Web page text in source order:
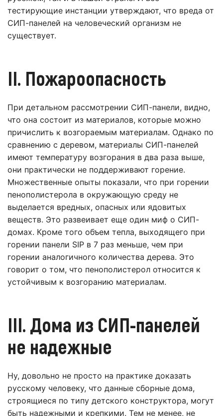
тестирующие инстанции утверждают, что вреда от
СИП-панелей на человеческий организм не
существует.
II. Пожароопасность
При детальном рассмотрении СИП-панели, видно,
что она состоит из материалов, которые можно
причислить к возгораемым материалам. Однако по
сравнению с деревом, материалы СИП-панелей
имеют температуру возгорания в два раза выше,
они практически не поддерживают горение.
Множественные опыты показали, что при горении
пенополистерола в окружающую среду не
выделается вредных, опасных или ядовитых
веществ. Это развеивает еще один миф о СИП-
домах. Кроме того объем тепла, выходящего при
горении панели SIP в 7 раз меньше, чем при
горении аналогичного количества дерева. Это
говорит о том, что пенополистерол относится к
устойчивым к возгоранию материалам.
III. Дома из СИП-панелей
не надежные
Ну, довольно не просто на практике доказать
русскому человеку, что данные сборные дома,
строящиеся по типу детского конструктора, могут
быть надежными и крепкими. Тем не менее, не